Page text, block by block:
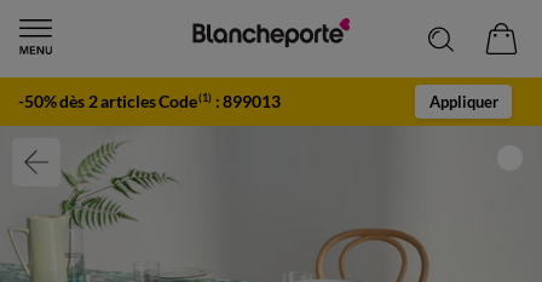
-50% dès 2 articles Code(1) :899013 Appliquer